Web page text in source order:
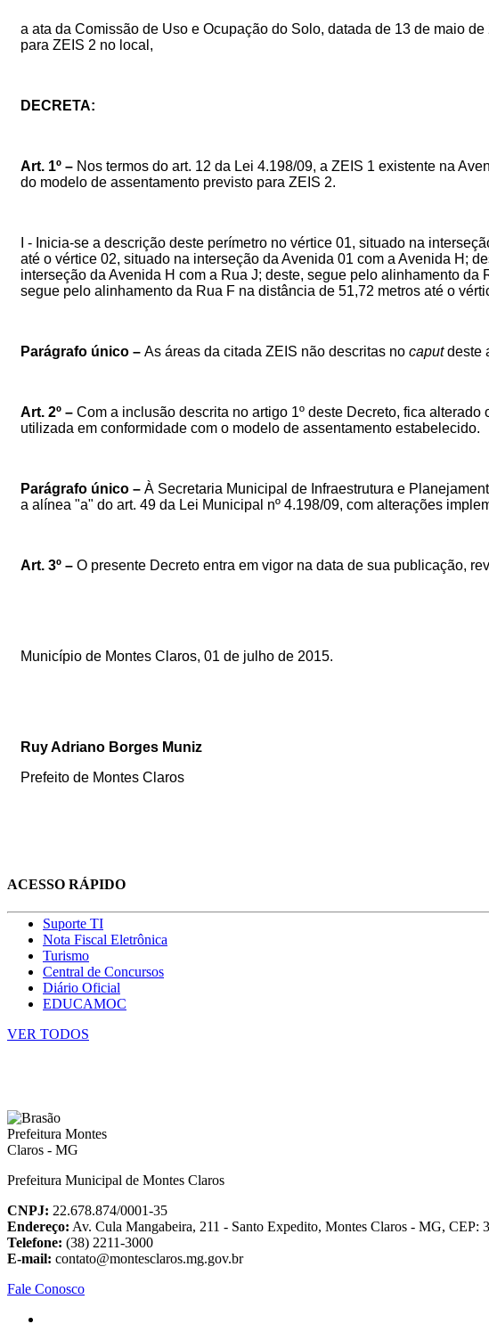
a ata da Comissão de Uso e Ocupação do Solo, datada de 13 de maio
para ZEIS 2 no local,
DECRETA:
Art. 1º – Nos termos do art. 12 da Lei 4.198/09, a ZEIS 1 existente na
do modelo de assentamento previsto para ZEIS 2.
I - Inicia-se a descrição deste perímetro no vértice 01, situado na
até o vértice 02, situado na interseção da Avenida 01 com a Avenida H;
interseção da Avenida H com a Rua J; deste, segue pelo alinhamento
segue pelo alinhamento da Rua F na distância de 51,72 metros até o
Parágrafo único – As áreas da citada ZEIS não descritas no caputdeste
Art. 2º –Com a inclusão descrita no artigo 1º deste Decreto, fica
utilizada em conformidade com o modelo de assentamento estabelecido.
Parágrafo único – À Secretaria Municipal de Infraestrutura e
a alínea "a" do art. 49 da Lei Municipal nº 4.198/09, com alterações
Art. 3º –O presente Decreto entra em vigor na data de sua publicação,
Município de Montes Claros, 01 de julho de 2015.
Ruy Adriano Borges Muniz
Prefeito de Montes Claros
ACESSO RÁPIDO
Suporte TI
Nota Fiscal Eletrônica
Turismo
Central de Concursos
Diário Oficial
EDUCAMOC
VER TODOS
Prefeitura Municipal de Montes Claros
CNPJ: 22.678.874/0001-35
Endereço: Av. Cula Mangabeira, 211 - Santo Expedito, Montes Claros - MG, CEP:
Telefone: (38) 2211-3000
E-mail: contato@montesclaros.mg.gov.br
Fale Conosco